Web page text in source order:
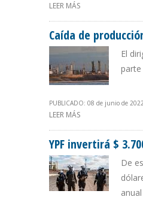
LEER MÁS
Caída de
El
PUBLICADO: 08 de junio de 2022
LEER MÁS
YPF invertirá $
De